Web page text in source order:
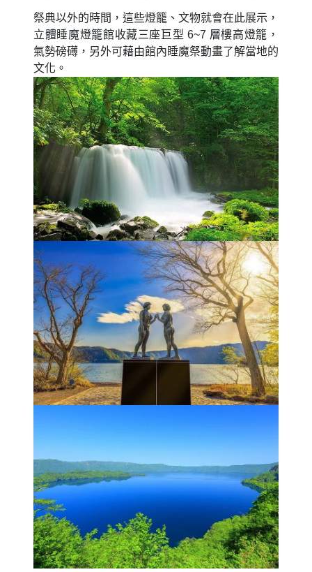
祭典以外的時間，這些燈籠、文物就會在此展示，
立體睡魔燈籠館收藏三座巨型 6~7 層樓高燈籠，
氣勢磅礡，另外可藉由館內睡魔祭動畫了解當地的
文化。